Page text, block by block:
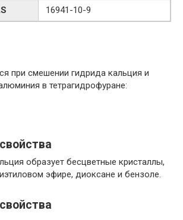
16941-10-9
при смешении гидрида кальция и
в тетрагидрофуране:
образует бесцветные кристаллы,
эфире, диоксане и бензоле.